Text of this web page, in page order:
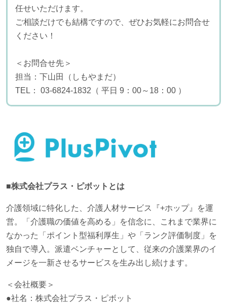
任せいただけます。
ご相談だけでも結構ですので、ぜひお気軽にお問合せ
ください！
＜お問合せ先＞
担当：下山田（しもやまだ）
TEL： 03-6824-1832（ 平日 9：00～18：00 ）
■株式会社プラス・ピボットとは
介護領域に特化した、介護人材サービス『+ホップ』を運
営。「介護職の価値を高める」を信念に、これまで業界に
なかった「ポイント型福利厚生」や「ランク評価制度」を
独自で導入。派遣ベンチャーとして、従来の介護業界のイ
メージを一新させるサービスを生み出し続けます。
＜会社概要＞
●社名：株式会社プラス・ピボット